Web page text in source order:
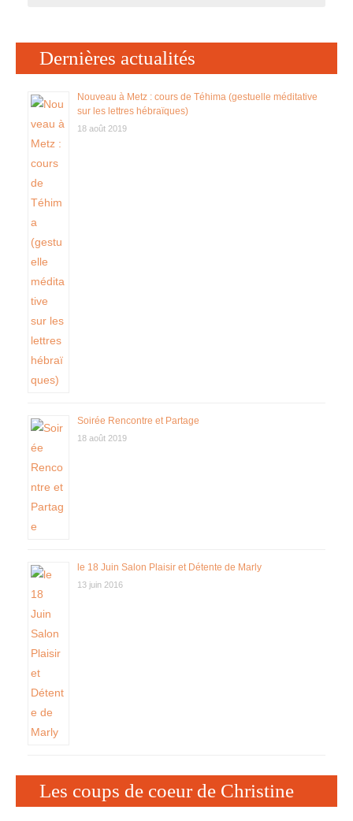
Tarifs
Contactez votre réflexologue
Dernières actualités
Nouveau à Metz : cours de Téhima (gestuelle méditative
sur les lettres hébraïques)
18 août 2019
Soirée Rencontre et Partage
18 août 2019
le 18 Juin Salon Plaisir et Détente de Marly
13 juin 2016
Les coups de coeur de Christine